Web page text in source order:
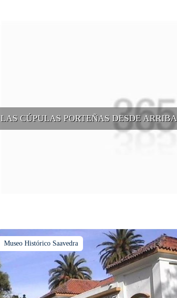
LAS CÚPULAS PORTEÑAS DESDE ARRIBA
Museo Histórico Saavedra